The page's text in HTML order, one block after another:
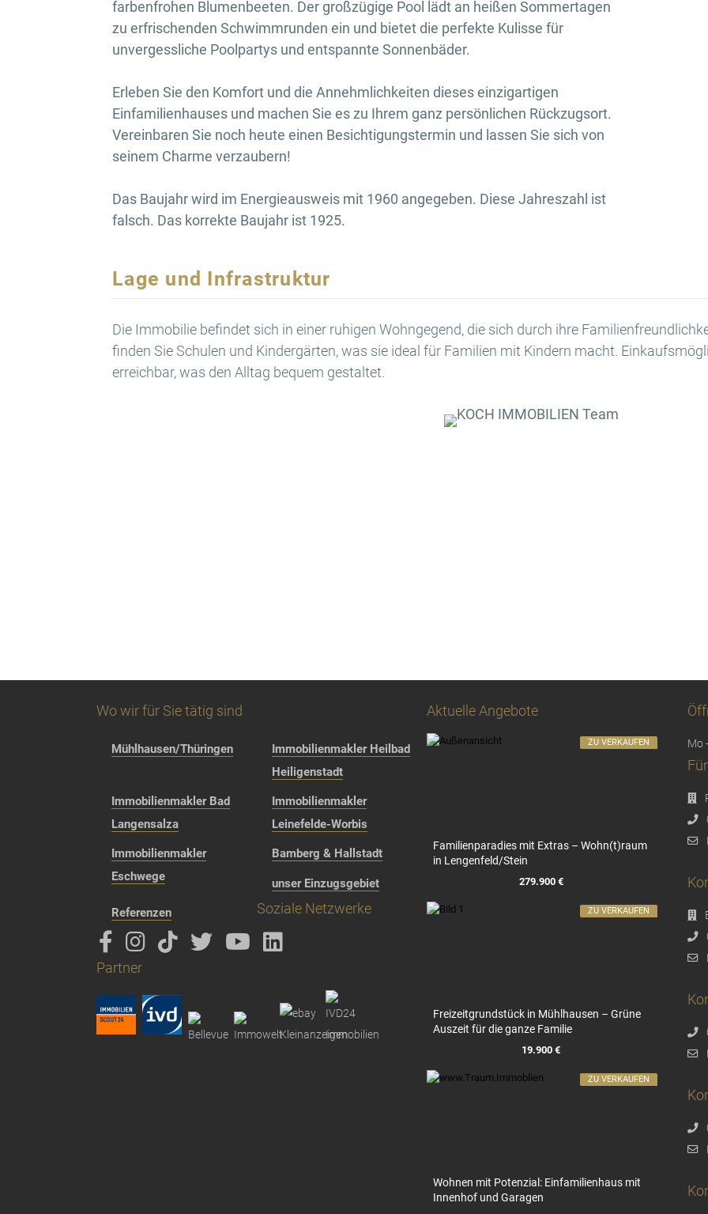
farbenfrohen Blumenbeeten. Der großzügige Pool lädt an heißen Sommertagen
zu erfrischenden Schwimmrunden ein und bietet die perfekte Kulisse für
unvergessliche Poolpartys und entspannte Sonnenbäder.
Erleben Sie den Komfort und die Annehmlichkeiten dieses einzigartigen
Einfamilienhauses und machen Sie es zu Ihrem ganz persönlichen Rückzugsort.
Vereinbaren Sie noch heute einen Besichtigungstermin und lassen Sie sich von
seinem Charme verzaubern!
Das Baujahr wird im Energieausweis mit 1960 angegeben. Diese Jahreszahl ist
falsch. Das korrekte Baujahr ist 1925.
Lage und Infrastruktur
Die Immobilie befindet sich in einer ruhigen Wohngegend, die sich durch ihre
finden Sie Schulen und Kindergärten, was sie ideal für Familien mit Kindern macht.
erreichbar, was den Alltag bequem gestaltet.
Wo wir für Sie tätig sind
Mühlhausen/Thüringen
Immobilienmakler Heilbad
Heiligenstadt
Immobilienmakler Bad
Langensalza
Immobilienmakler
Leinefelde-Worbis
Immobilienmakler
Eschwege
Bamberg & Hallstadt
unser Einzugsgebiet
Referenzen Soziale Netzwerke
Partner
Aktuelle Angebote
Familienparadies mit Extras – Wohn(t)raum
in Lengenfeld/Stein
279.900 €
ZU VERKAUFEN
Freizeitgrundstück in Mühlhausen – Grüne
Auszeit für die ganze Familie
19.900 €
ZU VERKAUFEN
Wohnen mit Potenzial: Einfamilienhaus mit
Innenhof und Garagen
ZU VERKAUFEN
Mo